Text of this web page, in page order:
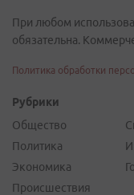
При любом
обязательна.
Политика обработки
Рубрики
Общество
Политика
Экономика
Происшествия